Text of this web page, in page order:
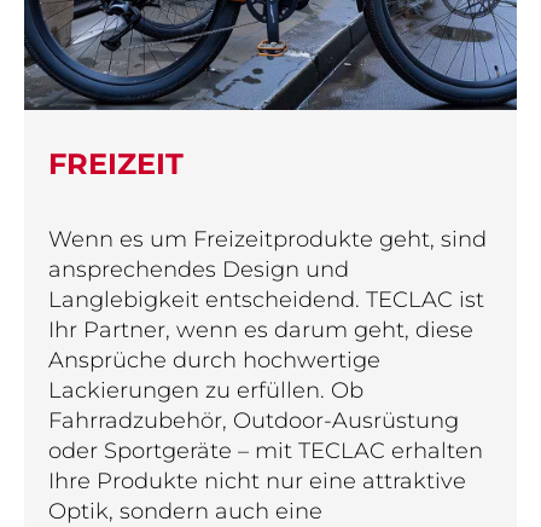
FREIZEIT
Wenn es um Freizeitprodukte geht, sind
ansprechendes Design und
Langlebigkeit entscheidend. TECLAC ist
Ihr Partner, wenn es darum geht, diese
Ansprüche durch hochwertige
Lackierungen zu erfüllen. Ob
Fahrradzubehör, Outdoor-Ausrüstung
oder Sportgeräte – mit TECLAC erhalten
Ihre Produkte nicht nur eine attraktive
Optik, sondern auch eine